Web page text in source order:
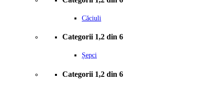
Căciuli
Categorii 1,2 din 6
Șepci
Categorii 1,2 din 6